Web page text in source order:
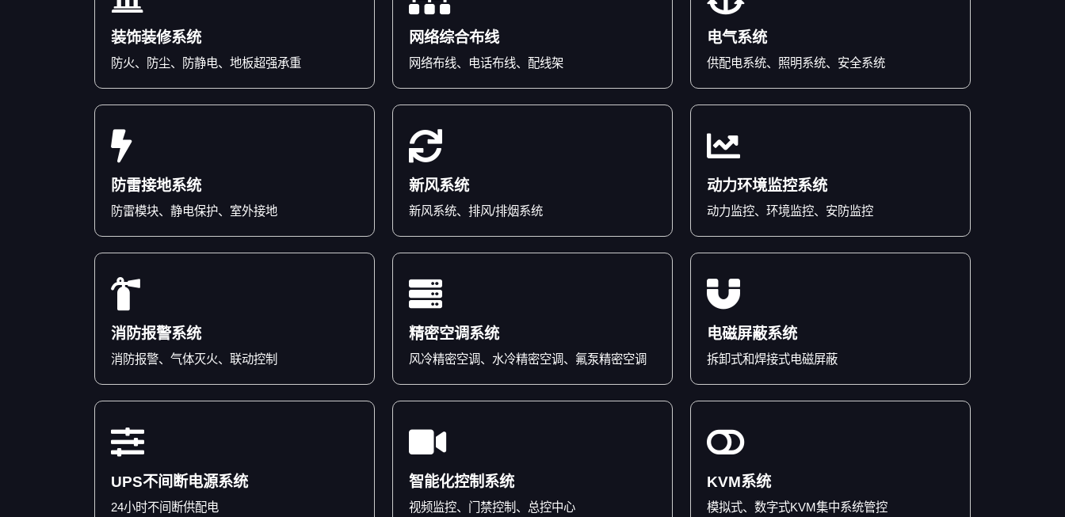
装饰装修系统
防火、防尘、防静电、地板超强承重
网络综合布线
网络布线、电话布线、配线架
电气系统
供配电系统、照明系统、安全系统
防雷接地系统
防雷模块、静电保护、室外接地
新风系统
新风系统、排风/排烟系统
动力环境监控系统
动力监控、环境监控、安防监控
消防报警系统
消防报警、气体灭火、联动控制
精密空调系统
风冷精密空调、水冷精密空调、氟泵精密空调
电磁屏蔽系统
拆卸式和焊接式电磁屏蔽
UPS不间断电源系统
24小时不间断供配电
智能化控制系统
视频监控、门禁控制、总控中心
KVM系统
模拟式、数字式KVM集中系统管控